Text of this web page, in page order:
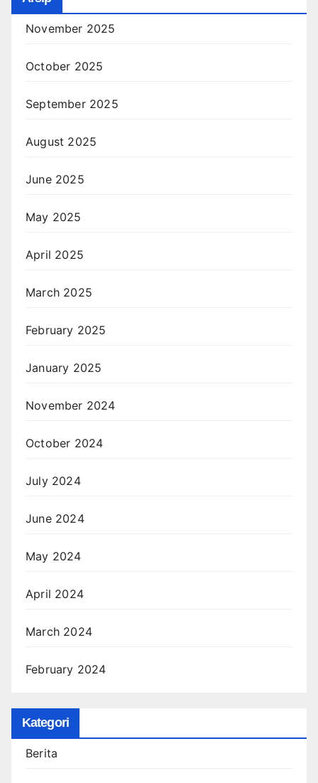
November 2025
October 2025
September 2025
August 2025
June 2025
May 2025
April 2025
March 2025
February 2025
January 2025
November 2024
October 2024
July 2024
June 2024
May 2024
April 2024
March 2024
February 2024
Kategori
Berita